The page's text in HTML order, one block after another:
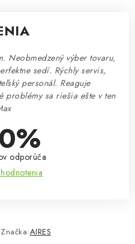
Neobmedzený výber tovaru,
sedí. Rýchly servis,
personál. Reaguje
problémy sa riešia ešte v ten
odporúča
Značka:AIRES